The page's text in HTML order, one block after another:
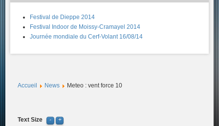
Festival de Dieppe 2014
Festival Indoor de Moissy-Cramayel 2014
Journée mondiale du Cerf-Volant 16/08/14
Accueil News Meteo : vent force 10
Text Size